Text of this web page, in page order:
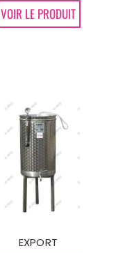
VOIR LE PRODUIT
EXPORT